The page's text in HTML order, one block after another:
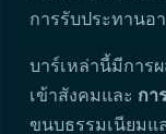
การรับประทานอ
บาร์เหล่านี้มีการ
เข้าสังคมและ กา
ขนบธรรมเนียมแ